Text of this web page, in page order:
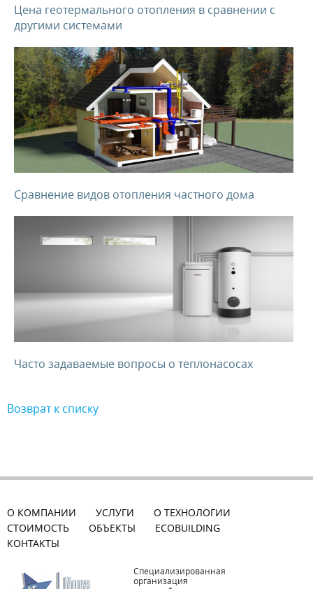
Цена геотермального отопления в сравнении с
другими системами
Сравнение видов отопления частного дома
Часто задаваемые вопросы о теплонасосах
Возврат к списку
О КОМПАНИИ УСЛУГИ
О ТЕХНОЛОГИИ
СТОИМОСТЬ
ОБЪЕКТЫ
ECOBUILDING
КОНТАКТЫ
Специализированная
организация